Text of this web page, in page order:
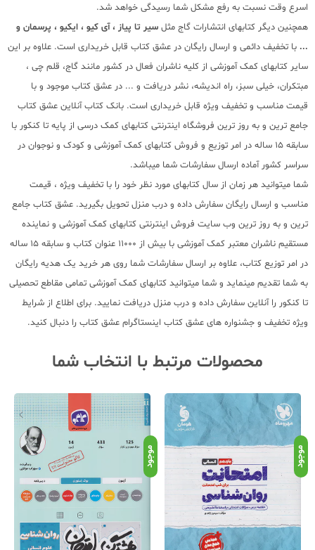
اسرع وقت نسبت به رفع مشکل شما رسیدگی خواهد شد.
همچنین دیگر کتابهای انتشارات گاج مثل سیر تا پیاز ، آی کیو ، ایکیو ، پرسمان و
... با تخفیف دائمی و ارسال رایگان در عشق کتاب قابل خریداری است. علاوه بر این
سایر کتابهای کمک آموزشی از کلیه ناشران فعال در کشور مانند گاج، قلم چی ،
مبتکران، خیلی سبز، راه اندیشه، نشر دریافت و ... در عشق کتاب موجود و با
قیمت مناسب و تخفیف ویژه قابل خریداری است. بانک کتاب آنلاین عشق کتاب
جامع ترین و به روز ترین فروشگاه اینترنتی کتابهای کمک درسی از پایه تا کنکور با
سابقه 15 ساله در امر توزیع و فروش کتابهای کمک آموزشی و کودک و نوجوان در
سراسر کشور آماده ارسال سفارشات شما میباشد.
شما میتوانید هر زمان از سال کتابهای مورد نظر خود را با تخفیف ویژه ، قیمت
مناسب و ارسال رایگان سفارش داده و درب منزل تحویل بگیرید. عشق کتاب جامع
ترین و به روز ترین وب سایت فروش اینترنتی کتابهای کمک آموزشی و نماینده
مستقیم ناشران معتبر کمک آموزشی با بیش از 11000 عنوان کتاب و سابقه 15 ساله
در امر توزیع کتاب، علاوه بر ارسال سفارشات شما روی هر خرید یک هدیه رایگان
به شما تقدیم مینماید و شما میتوانید کتابهای کمک آموزشی تمامی مقاطع تحصیلی
تا کنکور را آنلاین سفارش داده و درب منزل دریافت نمایید. برای اطلاع از شرایط
ویژه تخفیف و جشنواره های عشق کتاب اینستاگرام عشق کتاب را دنبال کنید.
محصولات مرتبط با انتخاب شما
موجود موجود